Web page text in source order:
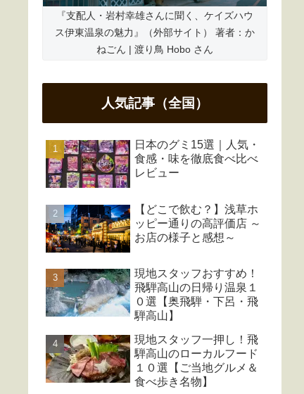
『支配人・岩村幸雄さんに聞く、ケイズハウ
ス伊東温泉の魅力』（外部サイト） 著者：か
ねごん | 渡り鳥 Hobo さん
人気記事（全国）
日本のグミ15選｜人気・
食感・味を徹底食べ比べ
レビュー
【どこで飲む？】浅草ホ
ッピー通りの高評価店 ～
お店の様子と感想～
現地スタッフおすすめ！
飛騨高山の日帰り温泉１
０選【奥飛騨・下呂・飛
騨高山】
現地スタッフ一押し！飛
騨高山のローカルフード
１０選【ご当地グルメ＆
食べ歩き名物】